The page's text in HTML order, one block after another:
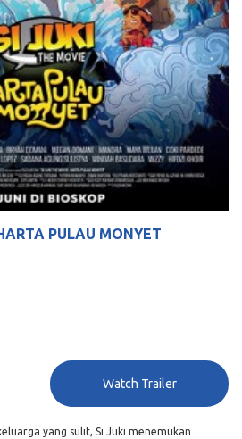
PULAU MONYET
Watch Trailer
yang sulit, Si Juki menemukan